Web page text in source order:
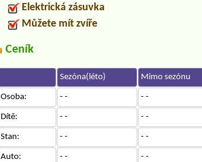
Elektrická zásuvka
Můžete mít zvíře
Ceník
Sezóna(léto) Mimo sezónu
Osoba: - - - -
Dítě: - - - -
Stan: - - - -
Auto: - - - -